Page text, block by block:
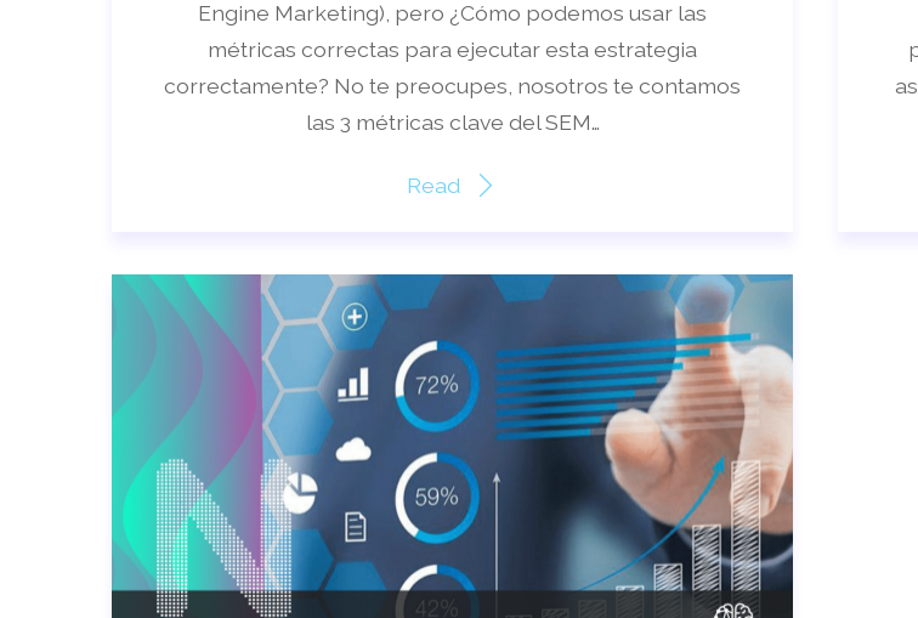
Engine Marketing), pero ¿Cómo podemos usar las
métricas correctas para ejecutar esta estrategia
correctamente? No te preocupes, nosotros te contamos
las 3 métricas clave del SEM…
Read